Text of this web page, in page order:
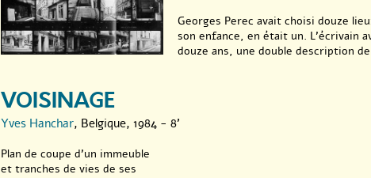
Georges Perec avait choisi douze
son enfance, en était un. L’écrivain
douze ans, une double description
VOISINAGE
Yves Hanchar, Belgique, 1984 - 8'
Plan de coupe d’un immeuble
et tranches de vies de ses